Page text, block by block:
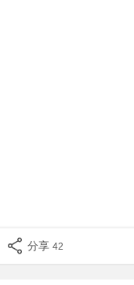
分享 42